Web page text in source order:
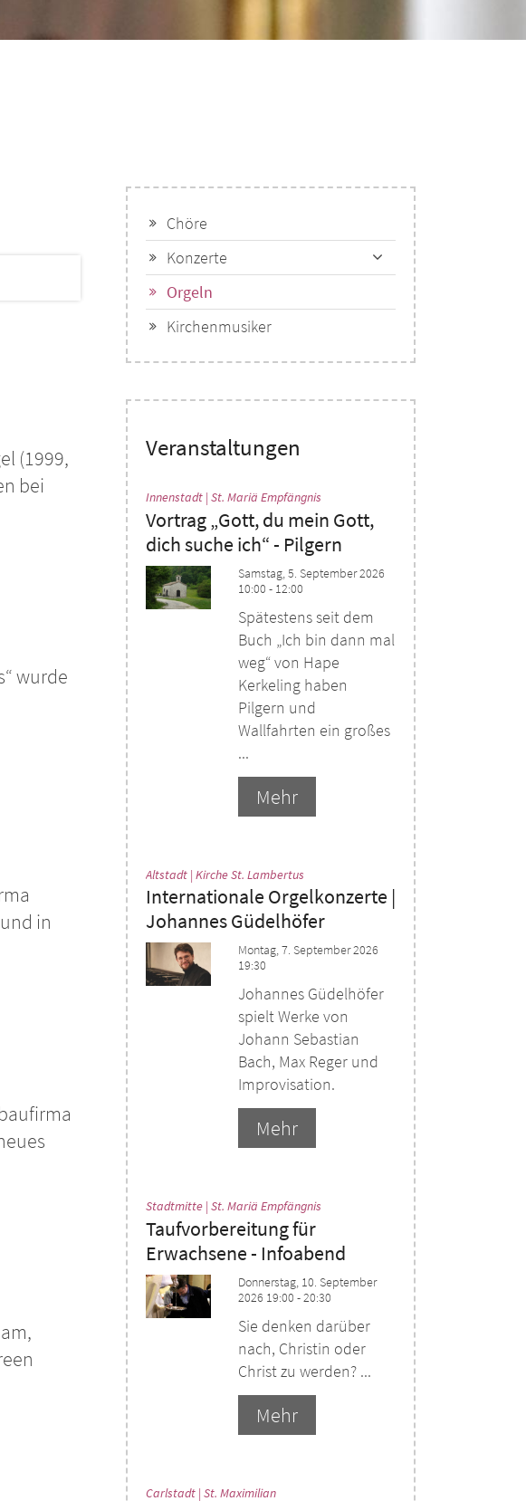
(1999,
bei
wurde
in
Chöre
Konzerte
Orgeln
Kirchenmusiker
Veranstaltungen
Innenstadt | St. Mariä Empfängnis
Vortrag „Gott, du mein Gott,
dich suche ich“ - Pilgern
Samstag, 5. September 2026
10:00 - 12:00
Spätestens seit dem
Buch „Ich bin dann mal
weg“ von Hape
Kerkeling haben
Pilgern und
Wallfahrten ein großes
...
Mehr
Altstadt | Kirche St. Lambertus
Internationale Orgelkonzerte |
Johannes Güdelhöfer
Montag, 7. September 2026
19:30
Johannes Güdelhöfer
spielt Werke von
Johann Sebastian
Bach, Max Reger und
Improvisation.
Mehr
Stadtmitte | St. Mariä Empfängnis
Taufvorbereitung für
Erwachsene - Infoabend
Donnerstag, 10. September
2026 19:00 - 20:30
Sie denken darüber
nach, Christin oder
Christ zu werden? ...
Mehr
Carlstadt | St. Maximilian: